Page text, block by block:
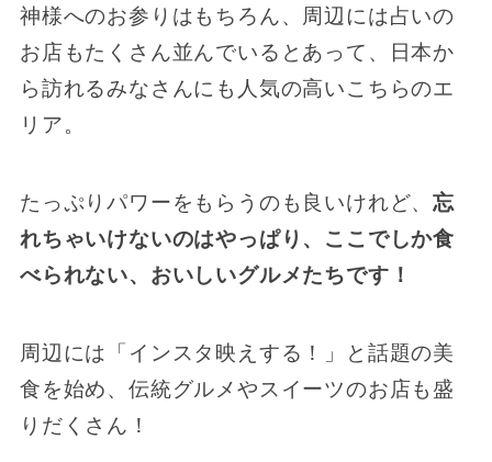
神様へのお参りはもちろん、周辺には占いの
お店もたくさん並んでいるとあって、日本か
ら訪れるみなさんにも人気の高いこちらのエ
リア。
たっぷりパワーをもらうのも良いけれど、忘
れちゃいけないのはやっぱり、ここでしか食
べられない、おいしいグルメたちです！
周辺には「インスタ映えする！」と話題の美
食を始め、伝統グルメやスイーツのお店も盛
りだくさん！